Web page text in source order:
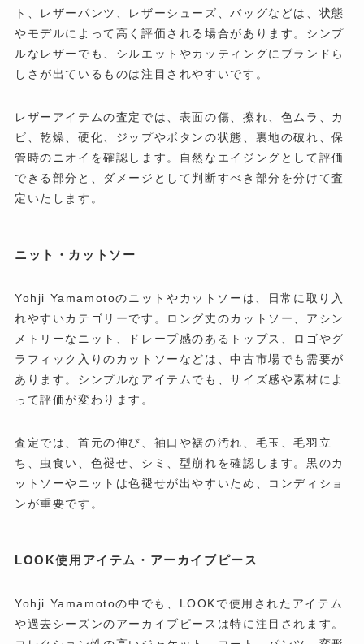
ト、レザーパンツ、レザーシューズ、バッグなどは、状態
やモデルによって高く評価される場合があります。シンプ
ルなレザーでも、シルエットやカッティングにブランドら
しさが出ているものは注目されやすいです。
レザーアイテムの査定では、表面の傷、擦れ、色ムラ、カ
ビ、乾燥、硬化、ジップやボタンの状態、裏地の破れ、保
管時のニオイを確認します。自然なエイジングとして評価
できる部分と、ダメージとして判断すべき部分を分けて査
定いたします。
ニット・カットソー
Yohji Yamamotoのニットやカットソーは、日常に取り入
れやすいカテゴリーです。ロング丈のカットソー、アシン
メトリーなニット、ドレープ感のあるトップス、ロゴやグ
ラフィック入りのカットソーなどは、中古市場でも需要が
あります。シンプルなアイテムでも、サイズ感や素材によ
って評価が変わります。
査定では、首元の伸び、袖口や裾の汚れ、毛玉、毛羽立
ち、虫食い、色褪せ、シミ、型崩れを確認します。黒のカ
ットソーやニットは色褪せが出やすいため、コンディショ
ンが重要です。
LOOK使用アイテム・アーカイブピース
Yohji Yamamotoの中でも、LOOKで使用されたアイテム
や過去シーズンのアーカイブピースは特に注目されます。